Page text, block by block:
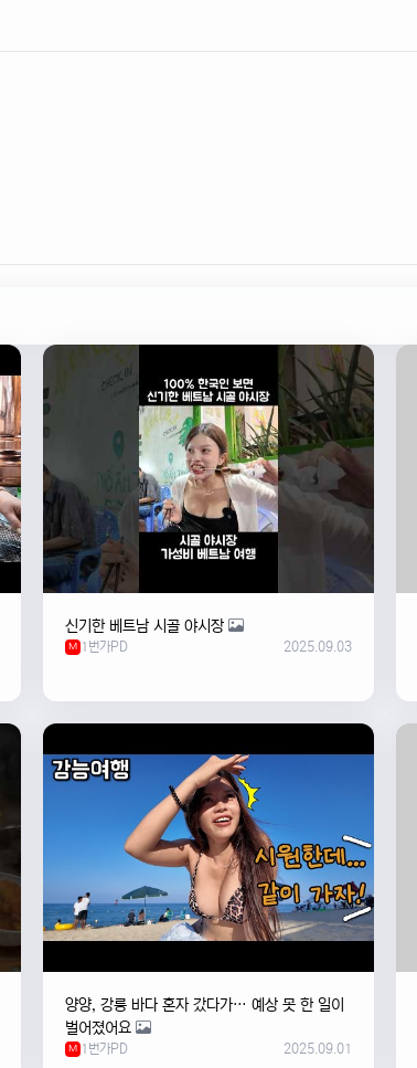
신기한 베트남 시골 야시장
M 1번가PD 2025.09.03
양양, 강릉 바다 혼자 갔다가… 예상 못 한 일이
벌어졌어요
M 1번가PD 2025.09.01